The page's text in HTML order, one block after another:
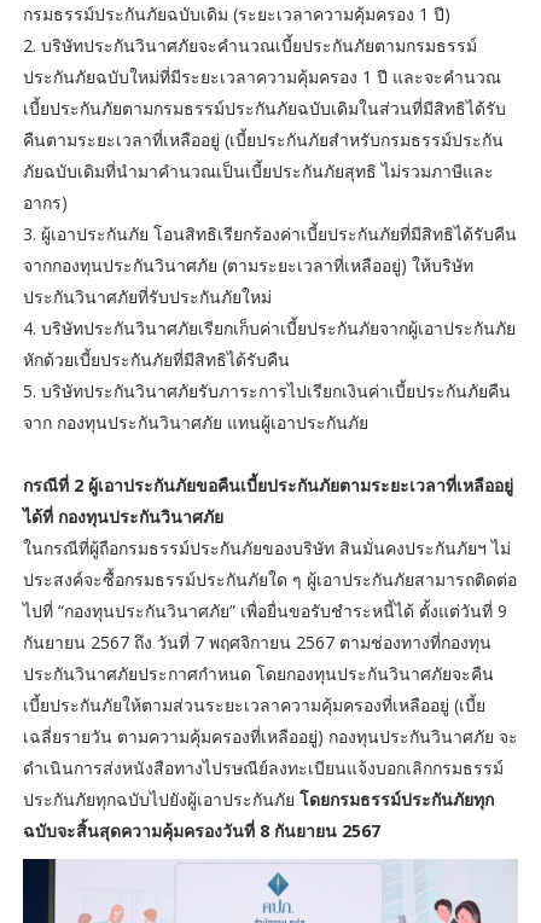
กรมธรรม์ประกันภัยฉบับเดิม (ระยะเวลาความคุ้มครอง 1 ปี)
2. บริษัทประกันวินาศภัยจะคำนวณเบี้ยประกันภัยตามกรมธรรม์
ประกันภัยฉบับใหม่ที่มีระยะเวลาความคุ้มครอง 1 ปี และจะคำนวณ
เบี้ยประกันภัยตามกรมธรรม์ประกันภัยฉบับเดิมในส่วนที่มีสิทธิได้รับ
คืนตามระยะเวลาที่เหลืออยู่ (เบี้ยประกันภัยสำหรับกรมธรรม์ประกัน
ภัยฉบับเดิมที่นำมาคำนวณเป็นเบี้ยประกันภัยสุทธิ ไม่รวมภาษีและ
อากร)
3. ผู้เอาประกันภัย โอนสิทธิเรียกร้องค่าเบี้ยประกันภัยที่มีสิทธิได้รับคืน
จากกองทุนประกันวินาศภัย (ตามระยะเวลาที่เหลืออยู่) ให้บริษัท
ประกันวินาศภัยที่รับประกันภัยใหม่
4. บริษัทประกันวินาศภัยเรียกเก็บค่าเบี้ยประกันภัยจากผู้เอาประกันภัย
หักด้วยเบี้ยประกันภัยที่มีสิทธิได้รับคืน
5. บริษัทประกันวินาศภัยรับภาระการไปเรียกเงินค่าเบี้ยประกันภัยคืน
จาก กองทุนประกันวินาศภัย แทนผู้เอาประกันภัย
กรณีที่ 2 ผู้เอาประกันภัยขอคืนเบี้ยประกันภัยตามระยะเวลาที่เหลืออยู่
ได้ที่ กองทุนประกันวินาศภัย
ในกรณีที่ผู้ถือกรมธรรม์ประกันภัยของบริษัท สินมั่นคงประกันภัยฯ ไม่
ประสงค์จะซื้อกรมธรรม์ประกันภัยใด ๆ ผู้เอาประกันภัยสามารถติดต่อ
ไปที่ “กองทุนประกันวินาศภัย” เพื่อยื่นขอรับชำระหนี้ได้ ตั้งแต่วันที่ 9
กันยายน 2567 ถึง วันที่ 7 พฤศจิกายน 2567 ตามช่องทางที่กองทุน
ประกันวินาศภัยประกาศกำหนด โดยกองทุนประกันวินาศภัยจะคืน
เบี้ยประกันภัยให้ตามส่วนระยะเวลาความคุ้มครองที่เหลืออยู่ (เบี้ย
เฉลี่ยรายวัน ตามความคุ้มครองที่เหลืออยู่) กองทุนประกันวินาศภัย จะ
ดำเนินการส่งหนังสือทางไปรษณีย์ลงทะเบียนแจ้งบอกเลิกกรมธรรม์
ประกันภัยทุกฉบับไปยังผู้เอาประกันภัย โดยกรมธรรม์ประกันภัยทุก
ฉบับจะสิ้นสุดความคุ้มครองวันที่ 8 กันยายน 2567